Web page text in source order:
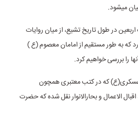
میشود.
در طول تاریخ تشیع، از میان روایات
که به طور مستقیم از امامان معصوم (ع )
را بررسی خواهیم کرد.
که در کتب معتبری همچون
الاعمال و بحارالانوار نقل شده که حضرت